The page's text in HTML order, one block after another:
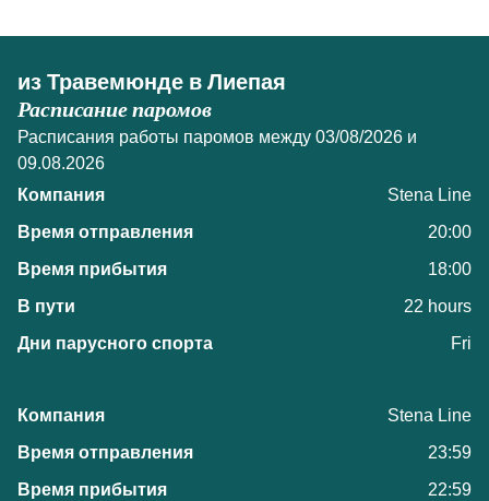
из Травемюнде в Лиепая
Расписание паромов
Расписания работы паромов между 03/08/2026 и
09.08.2026
Stena Line
20:00
18:00
22 hours
Fri
Stena Line
23:59
22:59